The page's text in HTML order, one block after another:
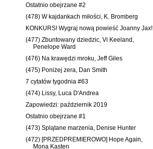
Ostatnio obejrzane #2
(478) W kajdankach miłości, K. Bromberg
KONKURS! Wygraj nową powieść Joanny Jax!
(477) Zbuntowany dziedzic, Vi Keeland,
Penelope Ward
(476) Na krawędzi mroku, Jeff Giles
(475) Poniżej zera, Dan Smith
7 cytatów tygodnia #63
(474) Lissy, Luca D'Andrea
Zapowiedzi: październik 2019
Ostatnio obejrzane #1
(473) Splątane marzenia, Denise Hunter
(472) [PRZEDPREMIEROWO] Hope Again,
Mona Kasten